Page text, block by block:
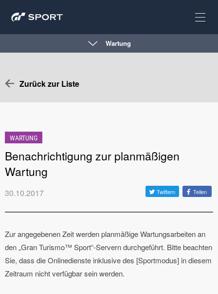
Wartung
Zurück zur Liste
WARTUNG
Benachrichtigung zur planmäßigen
Wartung
30.10.2017 Twittern Teilen
Zur angegebenen Zeit werden planmäßige Wartungsarbeiten an
den „Gran Turismo™ Sport“-Servern durchgeführt. Bitte beachten
Sie, dass die Onlinedienste inklusive des [Sportmodus] in diesem
Zeitraum nicht verfügbar sein werden.